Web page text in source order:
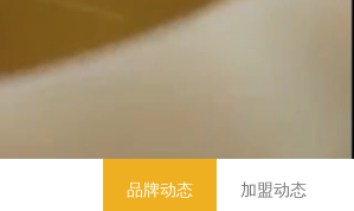
品牌动态 加盟动态